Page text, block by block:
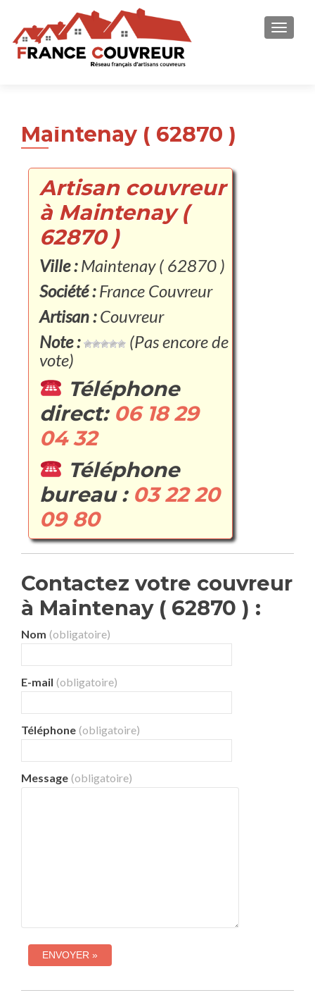
Maintenay ( 62870 )
Artisan couvreur
à Maintenay (
62870 )
Ville :Maintenay ( 62870 )
Société :France Couvreur
Artisan :Couvreur
Note :
(Pas encore de
vote)
Téléphone
direct: 06 18 29
04 32
Téléphone
bureau : 03 22 20
09 80
Contactez votre couvreur
à Maintenay ( 62870 ) :
Nom (obligatoire)
E-mail (obligatoire)
Téléphone (obligatoire)
Message (obligatoire)